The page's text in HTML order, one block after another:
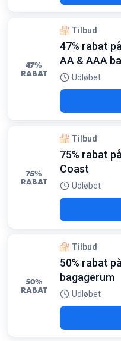
47%
RABAT
Tilbud
47% rabat
AA & AAA
Udløbet
75%
RABAT
Tilbud
75% rabat
Coast
Udløbet
50%
RABAT
Tilbud
50% rabat
bagagerum
Udløbet